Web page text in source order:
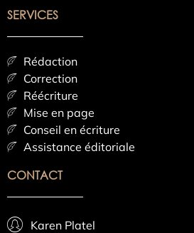
SERVICES
Rédaction
Correction
Réécriture
Mise en page
Conseil en écriture
Assistance éditoriale
CONTACT
Karen Platel